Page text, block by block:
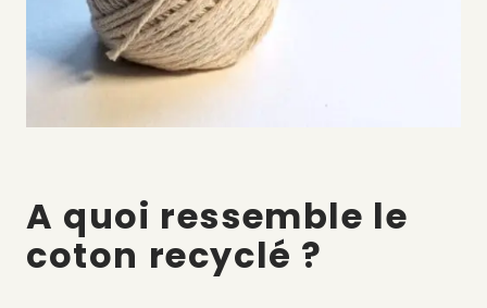
A quoi ressemble le
coton recyclé ?